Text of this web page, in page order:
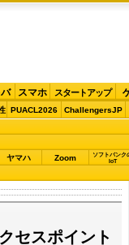
スマホ スタートアップ
PUACL2026 ChallengersJP
ヤマハ Zoom
ソフトバンク
IoT
セスポイント